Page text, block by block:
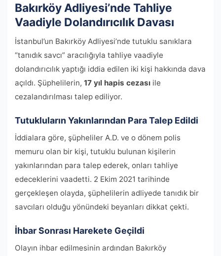
Bakırköy Adliyesi’nde Tahliye
Vaadiyle Dolandırıcılık Davası
İstanbul’un Bakırköy Adliyesi’nde tutuklu sanıklara
“tanıdık savcı” aracılığıyla tahliye vaadiyle
dolandırıcılık yaptığı iddia edilen iki kişi hakkında dava
açıldı. Şüphelilerin, 17 yıl hapis cezası ile
cezalandırılması talep ediliyor.
Tutukluların Yakınlarından Para Talep Edildi
İddialara göre, şüpheliler A.D. ve o dönem polis
memuru olan bir kişi, tutuklu bulunan kişilerin
yakınlarından para talep ederek, onları tahliye
edeceklerini vaadetti. 2 Ekim 2021 tarihinde
gerçekleşen olayda, şüphelilerin adliyede tanıdık bir
savcıları olduğu yönündeki beyanları dikkat çekti.
İhbar Sonrası Harekete Geçildi
Olayın ihbar edilmesinin ardından Bakırköy